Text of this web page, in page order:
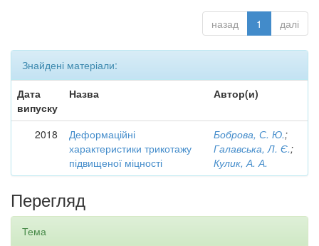
назад 1 далі
Знайдені матеріали:
Дата
випуску
Назва Автор(и)
2018
Деформаційні
характеристики трикотажу
підвищеної міцності
Боброва, С. Ю.;
Галавська, Л. Є.;
Кулик, А. А.
Перегляд
Тема